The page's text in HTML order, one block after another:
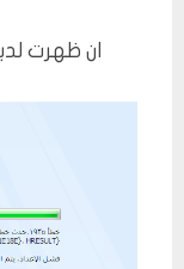
ان ظهرت